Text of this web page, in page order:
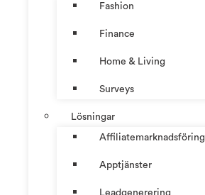
Fashion
Finance
Home & Living
Surveys
Lösningar
Affiliatemarknadsföring
Apptjänster
Leadgenerering